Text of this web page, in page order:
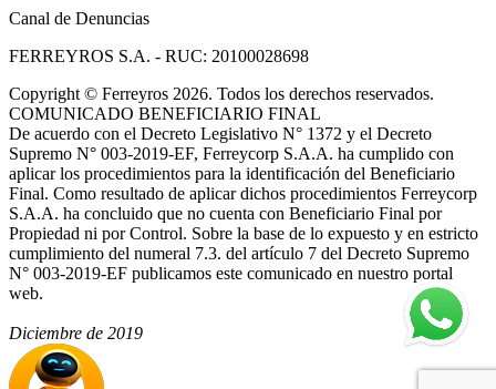
Canal de Denuncias
FERREYROS S.A. - RUC: 20100028698
Copyright © Ferreyros 2026. Todos los derechos reservados.
COMUNICADO BENEFICIARIO FINAL
De acuerdo con el Decreto Legislativo N° 1372 y el Decreto
Supremo N° 003-2019-EF, Ferreycorp S.A.A. ha cumplido con
aplicar los procedimientos para la identificación del Beneficiario
Final. Como resultado de aplicar dichos procedimientos Ferreycorp
S.A.A. ha concluido que no cuenta con Beneficiario Final por
Propiedad ni por Control. Sobre la base de lo expuesto y en estricto
cumplimiento del numeral 7.3. del artículo 7 del Decreto Supremo
N° 003-2019-EF publicamos este comunicado en nuestro portal
web.
Diciembre de 2019